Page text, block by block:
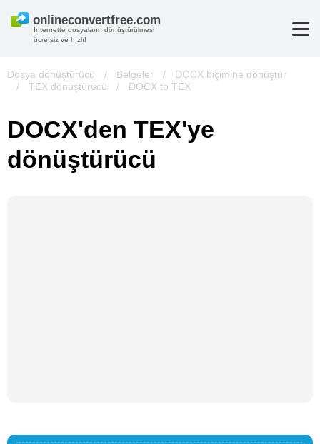
İnternette dosyaların dönüştürülmesi
ücretsiz ve hızlı!
Dosya dönüştürücü / Belgeler /
DOCX biçimine dönüştür
/
TEX dönüştürücü / DOCX to TEX
DOCX'den TEX'ye
dönüştürücü